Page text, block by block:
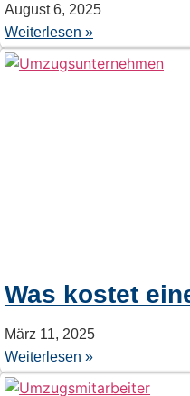
August 6, 2025
Weiterlesen »
Was kostet
März 11, 2025
Weiterlesen »